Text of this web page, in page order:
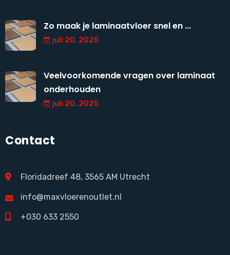
Zo maak je laminaatvloer snel en ...
juli 20, 2025
Veelvoorkomende vragen over laminaat
onderhouden
juli 20, 2025
Contact
Floridadreef 48, 3565 AM Utrecht
info@maxvloerenoutlet.nl
+030 633 2550